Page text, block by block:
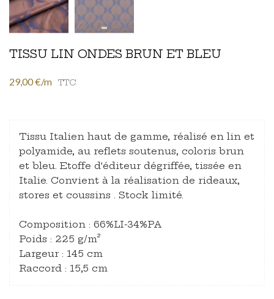
TISSU LIN ONDES BRUN ET BLEU
29,00 €/m TTC
Tissu Italien haut de gamme, réalisé en lin et
polyamide, au reflets soutenus, coloris brun
et bleu. Etoffe d'éditeur dégriffée, tissée en
Italie. Convient à la réalisation de rideaux,
stores et coussins . Stock limité.
Composition : 66%LI-34%PA
Poids : 225 g/m²
Largeur : 145 cm
Raccord : 15,5 cm